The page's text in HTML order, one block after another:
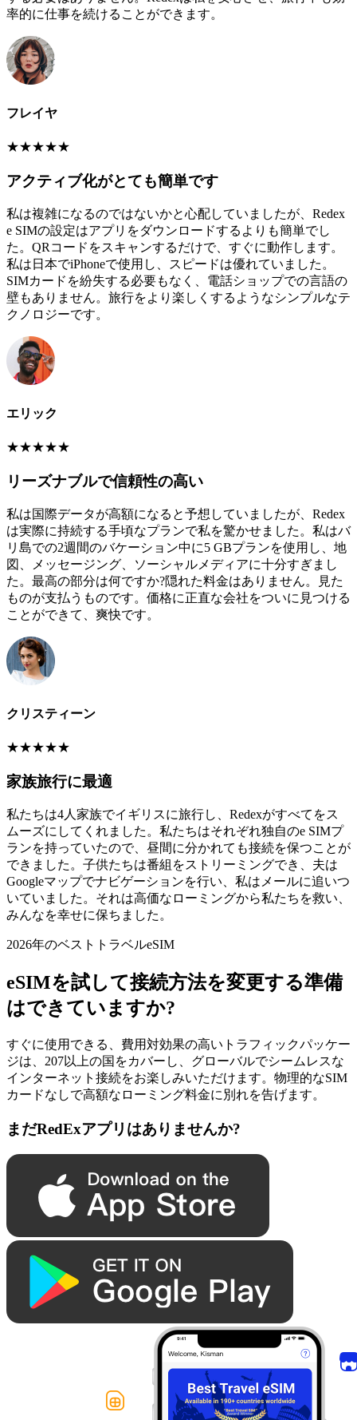
率的に仕事を続けることができます。
フレイヤ
★★★★★
アクティブ化がとても簡単です
私は複雑になるのではないかと心配していましたが、Redex
e SIMの設定はアプリをダウンロードするよりも簡単でし
た。QRコードをスキャンするだけで、すぐに動作します。
私は日本でiPhoneで使用し、スピードは優れていました。
SIMカードを紛失する必要もなく、電話ショップでの言語の
壁もありません。旅行をより楽しくするようなシンプルなテ
クノロジーです。
エリック
★★★★★
リーズナブルで信頼性の高い
私は国際データが高額になると予想していましたが、Redex
は実際に持続する手頃なプランで私を驚かせました。私はバ
リ島での2週間のバケーション中に5 GBプランを使用し、地
図、メッセージング、ソーシャルメディアに十分すぎまし
た。最高の部分は何ですか?隠れた料金はありません。見た
ものが支払うものです。価格に正直な会社をついに見つける
ことができて、爽快です。
クリスティーン
★★★★★
家族旅行に最適
私たちは4人家族でイギリスに旅行し、Redexがすべてをス
ムーズにしてくれました。私たちはそれぞれ独自のe SIMプ
ランを持っていたので、昼間に分かれても接続を保つことが
できました。子供たちは番組をストリーミングでき、夫は
Googleマップでナビゲーションを行い、私はメールに追いつ
いていました。それは高価なローミングから私たちを救い、
みんなを幸せに保ちました。
2026年のベストトラベルeSIM
eSIMを試して接続方法を変更する準備
はできていますか?
すぐに使用できる、費用対効果の高いトラフィックパッケー
ジは、207以上の国をカバーし、グローバルでシームレスな
インターネット接続をお楽しみいただけます。物理的なSIM
カードなしで高額なローミング料金に別れを告げます。
まだRedExアプリはありませんか?